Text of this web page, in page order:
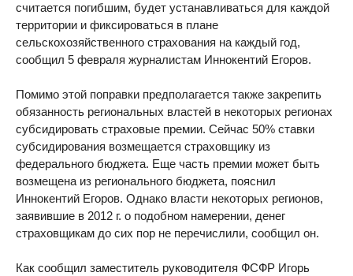
считается погибшим, будет устанавливаться для каждой
территории и фиксироваться в плане
сельскохозяйственного страхования на каждый год,
сообщил 5 февраля журналистам Иннокентий Егоров.
Помимо этой поправки предполагается также закрепить
обязанность региональных властей в некоторых регионах
субсидировать страховые премии. Сейчас 50% ставки
субсидирования возмещается страховщику из
федерального бюджета. Еще часть премии может быть
возмещена из регионального бюджета, пояснил
Иннокентий Егоров. Однако власти некоторых регионов,
заявившие в 2012 г. о подобном намерении, денег
страховщикам до сих пор не перечислили, сообщил он.
Как сообщил заместитель руководителя ФСФР Игорь